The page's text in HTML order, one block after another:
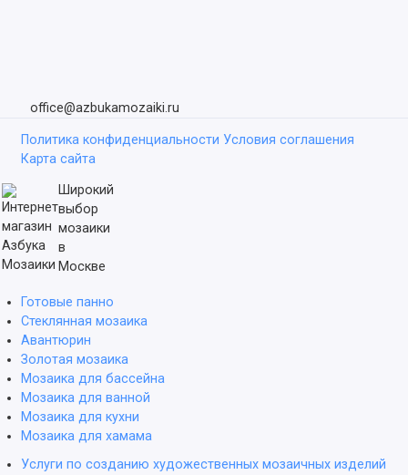
office@azbukamozaiki.ru
Политика конфиденциальности Условия соглашения
Карта сайта
Широкий
выбор
мозаики
в
Москве
Готовые панно
Стеклянная мозаика
Авантюрин
Золотая мозаика
Мозаика для бассейна
Мозаика для ванной
Мозаика для кухни
Мозаика для хамама
Услуги по созданию художественных мозаичных изделий